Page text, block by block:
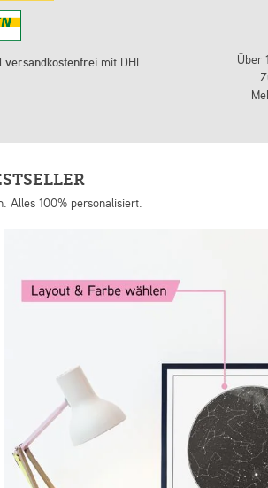
versandkostenfrei mit DHL
Über
Alles 100% personalisiert.